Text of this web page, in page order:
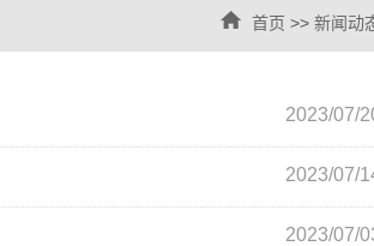
首页 >> 新闻动
2023/07/
2023/07/
2023/07/